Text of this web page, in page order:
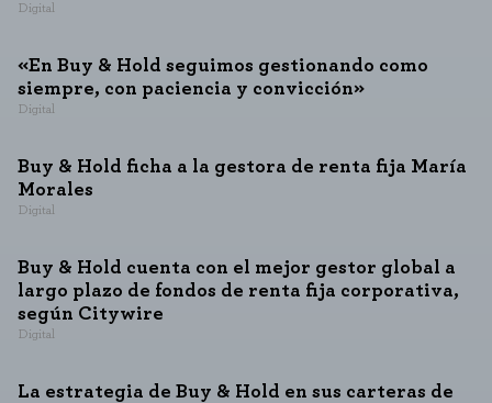
Digital
«En Buy & Hold seguimos gestionando como
siempre, con paciencia y convicción»
Digital
Buy & Hold ficha a la gestora de renta fija María
Morales
Digital
Buy & Hold cuenta con el mejor gestor global a
largo plazo de fondos de renta fija corporativa,
según Citywire
Digital
La estrategia de Buy & Hold en sus carteras de